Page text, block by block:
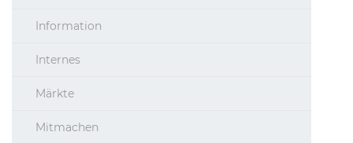
Information
Internes
Märkte
Mitmachen